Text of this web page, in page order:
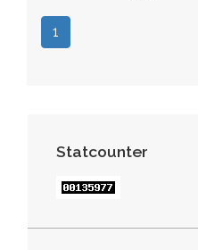
1
Statcounter